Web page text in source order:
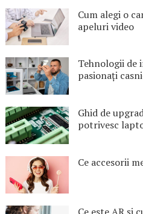
Cum alegi o
apeluri video
Tehnologii de
pasionați
Ghid de
potrivesc
Ce accesorii